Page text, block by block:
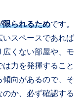
限られるためです。
いスペースであれば
くない部屋や、モ
力を発揮すること
向があるので、そ
か、必ず確認する